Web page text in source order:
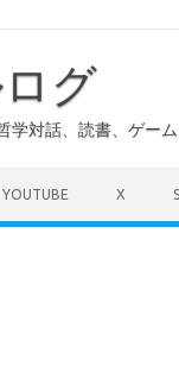
グ
学対話、読書、ゲー
YOUTUBE X